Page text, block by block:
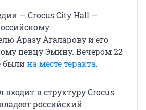
— Crocus City Hall —
Аразу Агаларову и его
певцу Эмину. Вечером 22
былина месте теракта.
в структуру Crocus
российский